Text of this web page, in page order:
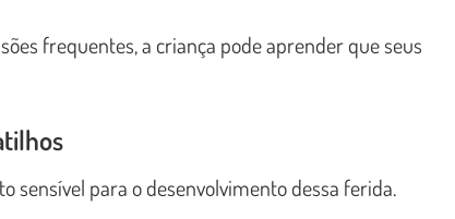
frequentes, a criança pode aprender que seus
sensível para o desenvolvimento dessa ferida.